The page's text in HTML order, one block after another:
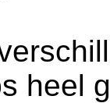
heel